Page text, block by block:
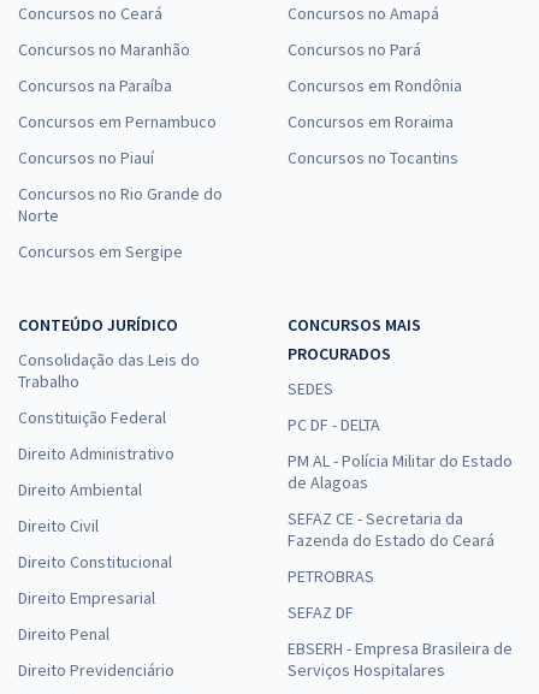
Concursos no Ceará
Concursos no Maranhão
Concursos na Paraíba
Concursos em Pernambuco
Concursos no Piauí
Concursos no Rio Grande do
Norte
Concursos em Sergipe
Concursos no Amapá
Concursos no Pará
Concursos em Rondônia
Concursos em Roraima
Concursos no Tocantins
CONTEÚDO JURÍDICO
Consolidação das Leis do
Trabalho
Constituição Federal
Direito Administrativo
Direito Ambiental
Direito Civil
Direito Constitucional
Direito Empresarial
Direito Penal
Direito Previdenciário
CONCURSOS MAIS
PROCURADOS
SEDES
PC DF - DELTA
PM AL - Polícia Militar do Estado
de Alagoas
SEFAZ CE - Secretaria da
Fazenda do Estado do Ceará
PETROBRAS
SEFAZ DF
EBSERH - Empresa Brasileira de
Serviços Hospitalares